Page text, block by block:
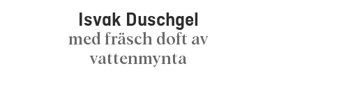
Isvak Duschgel
med fräsch doft av
vattenmynta